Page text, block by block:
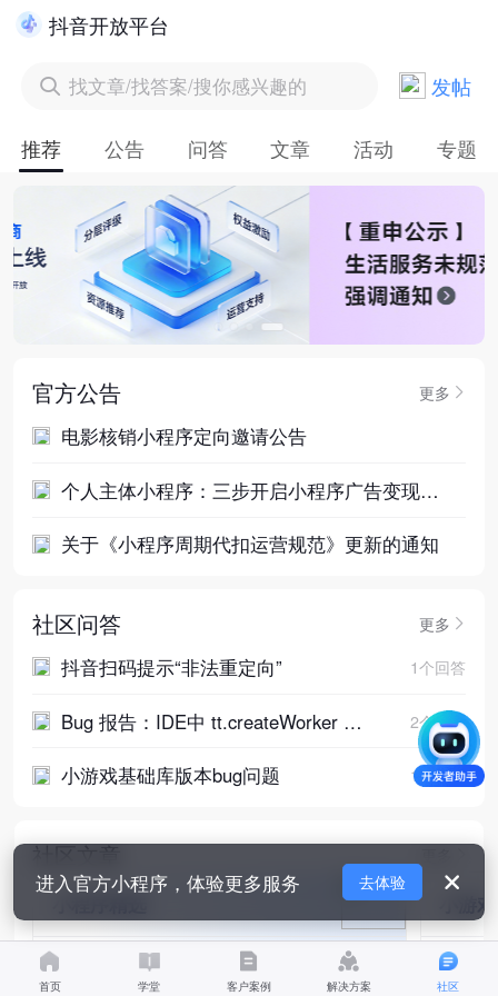
抖音开放平台
找文章/找答案/搜你感兴趣的 发帖
推荐 公告 问答 文章 活动 专题
官方公告 更多
电影核销小程序定向邀请公告
个人主体小程序：三步开启小程序广告变现之
关于《小程序周期代扣运营规范》更新的通知
社区问答 更多
抖音扫码提示“非法重定向” 1个回答
Bug 报告：IDE中 tt.createWorker 在
2个回答
小游戏基础库版本bug问题 1个回答
社区文章
🍾有奖话题：#开发者助手能力答疑大
新增
进入官方小程序，体验更多服务 去体验
首页 学堂 客户案例 解决方案 社区